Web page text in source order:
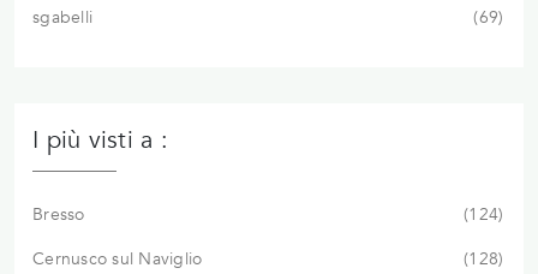
sgabelli
69
I più visti a :
Bresso
124
Cernusco sul Naviglio
128